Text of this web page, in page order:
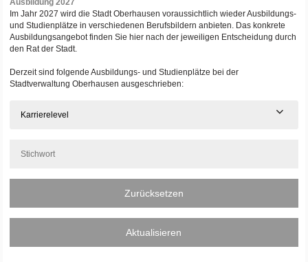
Ausbildung 2027
Im Jahr 2027 wird die Stadt Oberhausen voraussichtlich wieder Ausbildungs-
und Studienplätze in verschiedenen Berufsbildern anbieten. Das konkrete
Ausbildungsangebot finden Sie hier nach der jeweiligen Entscheidung durch
den Rat der Stadt.
Derzeit sind folgende Ausbildungs- und Studienplätze bei der
Stadtverwaltung Oberhausen ausgeschrieben:
Karrierelevel
Zurücksetzen
Aktualisieren